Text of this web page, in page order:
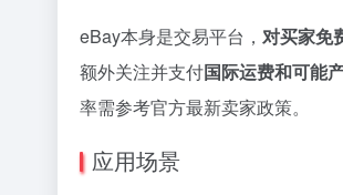
eBay本身是交易平台， 对买家免
额外关注并支付国际运费和可能
率需参考官方最新卖家政策。
应用场景